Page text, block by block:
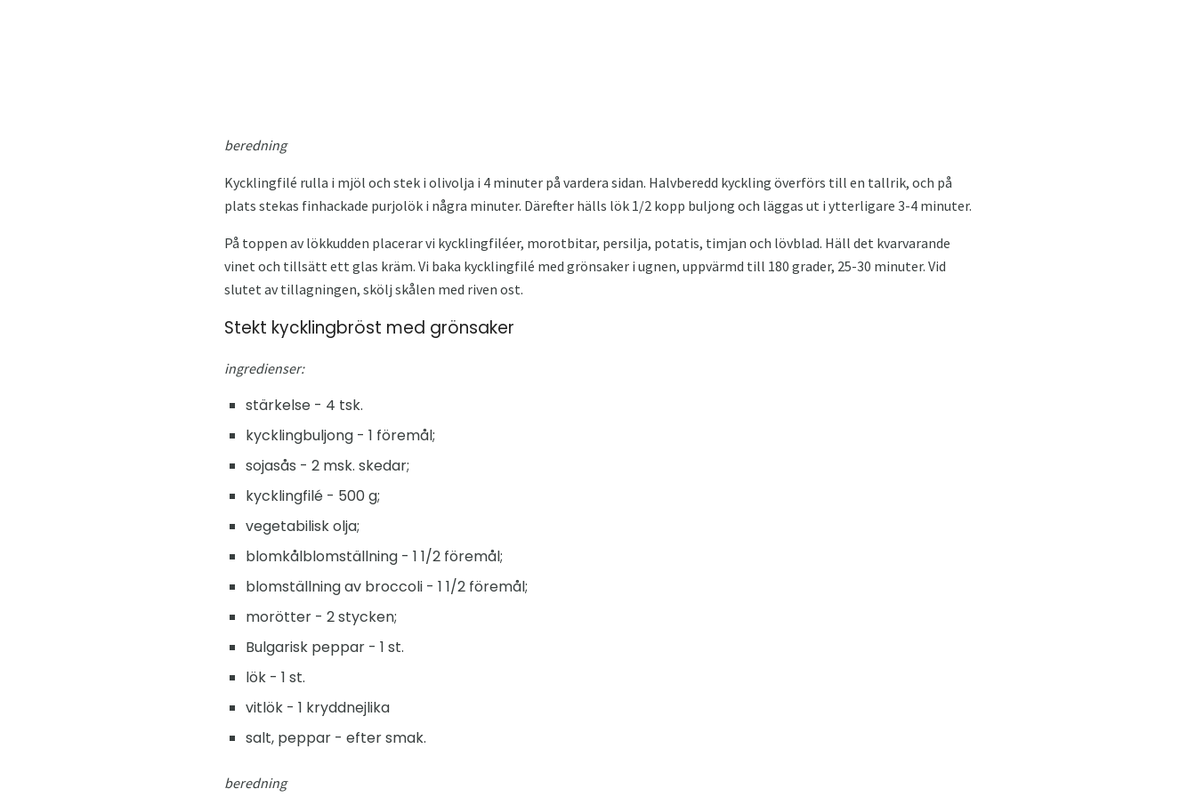
beredning
Kycklingfilé rulla i mjöl och stek i olivolja i 4 minuter på vardera sidan. Halvberedd kyckling överförs till en tallrik, och på
plats stekas finhackade purjolök i några minuter. Därefter hälls lök 1/2 kopp buljong och läggas ut i ytterligare 3-4 minuter.
På toppen av lökkudden placerar vi kycklingfiléer, morotbitar, persilja, potatis, timjan och lövblad. Häll det kvarvarande
vinet och tillsätt ett glas kräm. Vi baka kycklingfilé med grönsaker i ugnen, uppvärmd till 180 grader, 25-30 minuter. Vid
slutet av tillagningen, skölj skålen med riven ost.
Stekt kycklingbröst med grönsaker
ingredienser:
stärkelse - 4 tsk.
kycklingbuljong - 1 föremål;
sojasås - 2 msk. skedar;
kycklingfilé - 500 g;
vegetabilisk olja;
blomkålblomställning - 1 1/2 föremål;
blomställning av broccoli - 1 1/2 föremål;
morötter - 2 stycken;
Bulgarisk peppar - 1 st.
lök - 1 st.
vitlök - 1 kryddnejlika
salt, peppar - efter smak.
beredning